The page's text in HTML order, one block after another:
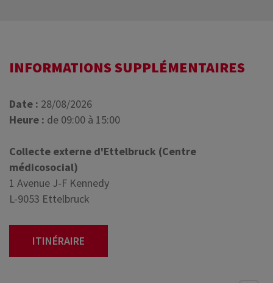
INFORMATIONS SUPPLÉMENTAIRES
Date : 28/08/2026
Heure : de 09:00 à 15:00
Collecte externe d'Ettelbruck (Centre
médicosocial)
1 Avenue J-F Kennedy
L-9053 Ettelbruck
ITINÉRAIRE